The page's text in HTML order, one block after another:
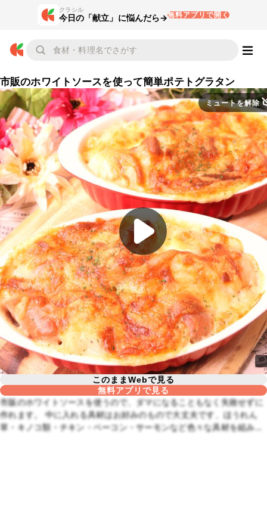
クラシル
今日の「献立」に悩んだら→無料アプリで開く
市販のホワイトソースを使って簡単ポテトグラタン
ミュートを解除
このままWebで見る
無料アプリで見る
市販のホワイトソースを使うので、ダマになることもなく失敗せずに
作れます。 中に入れる具材はお好みのもので大丈夫です、ほうれん
草・キノコ類・チキン・ベーコン・サーモンなど色々な具材を組み合